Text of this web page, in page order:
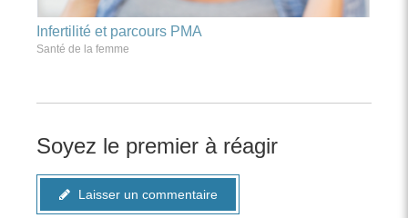
Infertilité et parcours PMA
Santé de la femme
Soyez le premier à réagir
Laisser un commentaire